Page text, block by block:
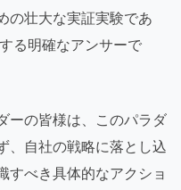
の壮大な実証実験であ
る明確なアンサーで
ーの皆様は、このパラダ
、自社の戦略に落とし込
すべき具体的なアクショ